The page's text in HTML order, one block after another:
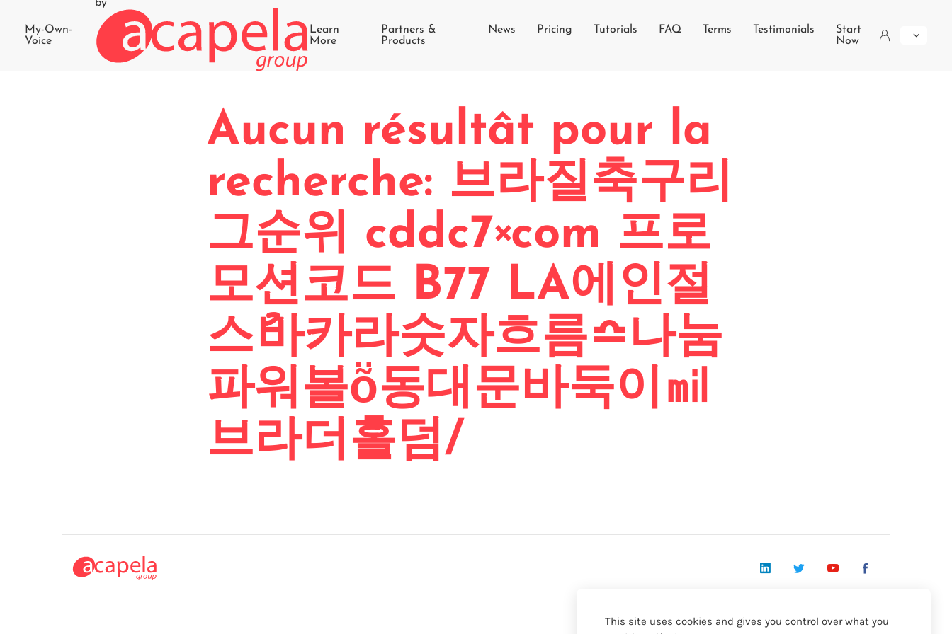
My-Own-
Voice
by
Learn
More
Partners &
Products
News Pricing Tutorials FAQ Terms Testimonials
Start
Now
Aucun résultât pour la
recherche: 브라질축구리
그순위 cddc7༝com 프로
모션코드 B77 LA에인절
스ު바카라숫자흐름≏나눔
파워볼ṏ동대문바둑이㏕
브라더홀덤/
LinkedInTwitter YouTube
This site uses cookies and gives you control over what you